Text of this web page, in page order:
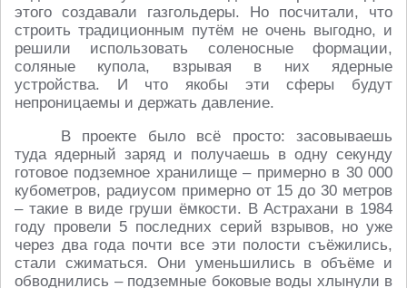
этого создавали газгольдеры. Но посчитали, что
строить традиционным путём не очень выгодно, и
решили использовать соленосные формации,
соляные купола, взрывая в них ядерные
устройства. И что якобы эти сферы будут
непроницаемы и держать давление.
В проекте было всё просто: засовываешь
туда ядерный заряд и получаешь в одну секунду
готовое подземное хранилище – примерно в 30 000
кубометров, радиусом примерно от 15 до 30 метров
– такие в виде груши ёмкости. В Астрахани в 1984
году провели 5 последних серий взрывов, но уже
через два года почти все эти полости съёжились,
стали сжиматься. Они уменьшились в объёме и
обводнились – подземные боковые воды хлынули в